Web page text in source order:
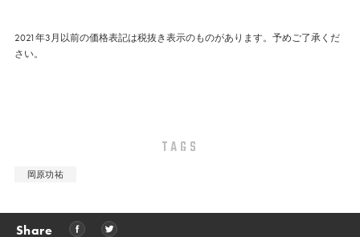
2021年3月以前の価格表記は税抜き表示のものがあります。予めご了承くだ
さい。
TAGS
岡原功祐
Share